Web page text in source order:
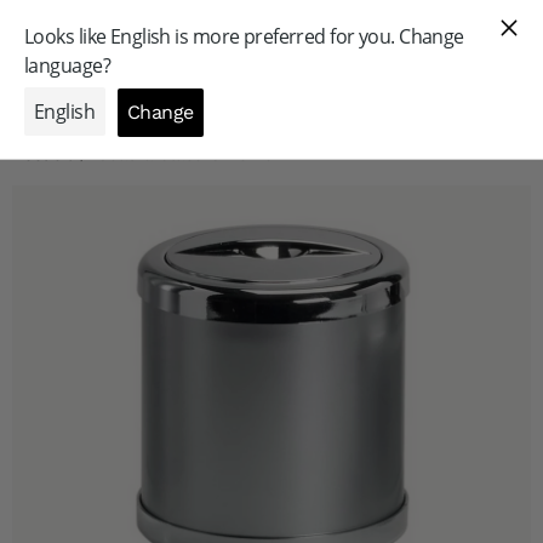
GAMME PROFESSIONNELLE
Accueil / Seau à Glace Chromé